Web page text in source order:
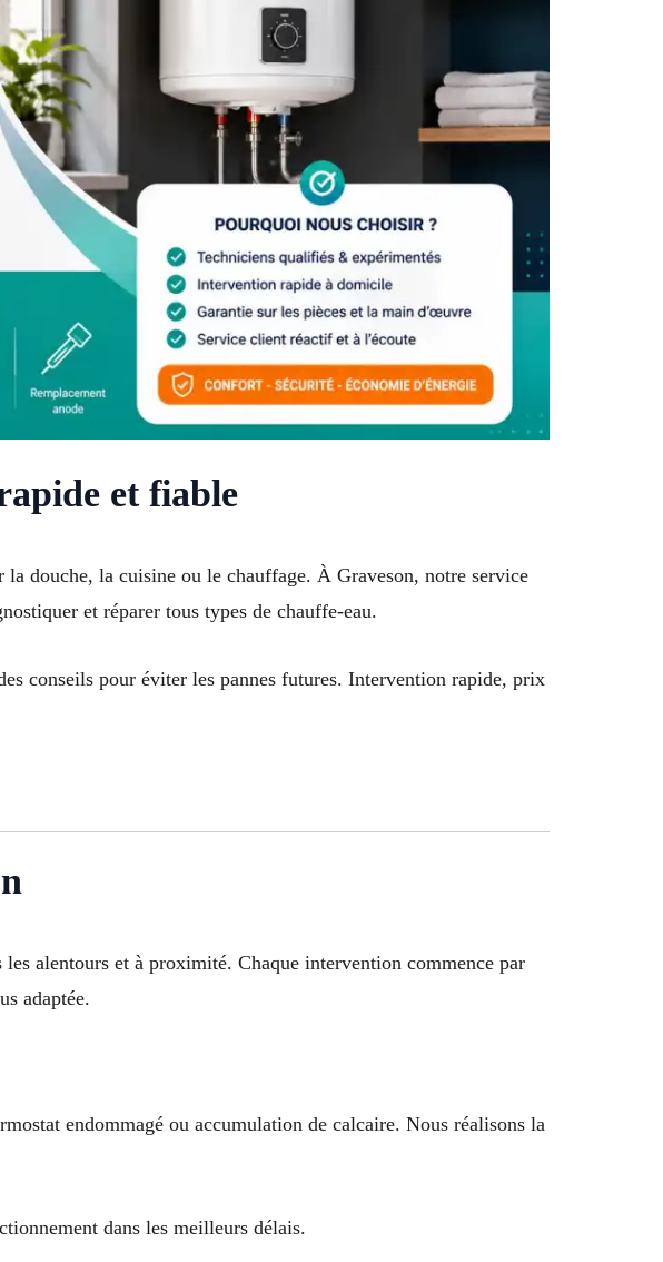
et fiable
la douche, la cuisine ou le chauffage. À Graveson, notre service
et réparer tous types de chauffe-eau.
conseils pour éviter les pannes futures. Intervention rapide, prix
alentours et à proximité. Chaque intervention commence par
adaptée.
endommagé ou accumulation de calcaire. Nous réalisons la
dans les meilleurs délais.